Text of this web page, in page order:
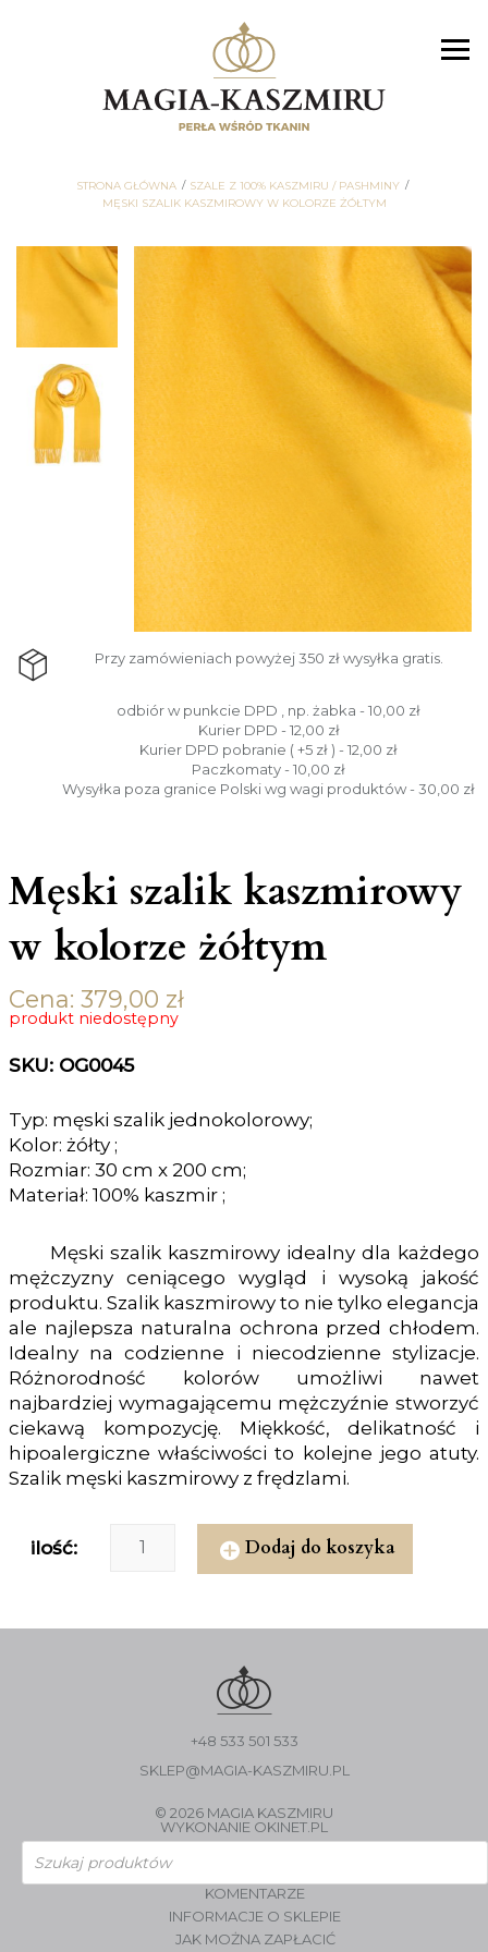
STRONA GŁÓWNA
SZALE Z 100% KASZMIRU / PASHMINY
MĘSKI SZALIK KASZMIROWY W KOLORZE ŻÓŁTYM
Przy zamówieniach powyżej 350 zł wysyłka gratis.
odbiór w punkcie DPD , np. żabka - 10,00 zł
Kurier DPD - 12,00 zł
Kurier DPD pobranie ( +5 zł ) - 12,00 zł
Paczkomaty - 10,00 zł
Wysyłka poza granice Polski wg wagi produktów - 30,00 zł
Męski szalik kaszmirowy
w kolorze żółtym
Cena: 379,00 zł
produkt niedostępny
SKU: OG0045
Typ: męski szalik jednokolorowy;
Kolor: żółty ;
Rozmiar: 30 cm x 200 cm;
Materiał: 100% kaszmir ;
Męski szalik kaszmirowy idealny dla każdego
mężczyzny ceniącego wygląd i wysoką jakość
produktu. Szalik kaszmirowy to nie tylko elegancja
ale najlepsza naturalna ochrona przed chłodem.
Idealny na codzienne i niecodzienne stylizacje.
Różnorodność kolorów umożliwi nawet
najbardziej wymagającemu mężczyźnie stworzyć
ciekawą kompozycję. Miękkość, delikatność i
hipoalergiczne właściwości to kolejne jego atuty.
Szalik męski kaszmirowy z frędzlami.
ilość: Dodaj do koszyka
+48 533 501 533
SKLEP@MAGIA-KASZMIRU.PL
© 2026 MAGIA KASZMIRU
WYKONANIE OKINET.PL
Wyszukiwarka
produktów
KOMENTARZE
INFORMACJE O SKLEPIE
JAK MOŻNA ZAPŁACIĆ